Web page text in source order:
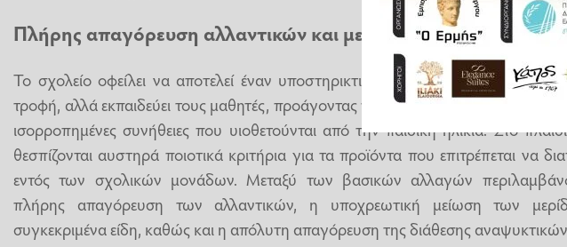
Πλήρης απαγόρευση αλλαντικών και μείωση μερίδων
Το σχολείο οφείλει να αποτελεί έναν υποστηρικτικό χώρο που δεν
τροφή, αλλά εκπαιδεύει τους μαθητές, προάγοντας τις ορθές διατροφικές επιλογές
ισορροπημένες συνήθειες που υιοθετούνται από την παιδική ηλικία. Στο
θεσπίζονται αυστηρά ποιοτικά κριτήρια για τα προϊόντα που επιτρέπεται να
εντός των σχολικών μονάδων. Μεταξύ των βασικών αλλαγών
πλήρης απαγόρευση των αλλαντικών, η υποχρεωτική μείωση των
συγκεκριμένα είδη, καθώς και η απόλυτη απαγόρευση της διάθεσης